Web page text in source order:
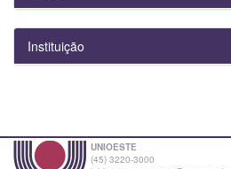
Instituição
UNIOESTE
(45) 3220-3000